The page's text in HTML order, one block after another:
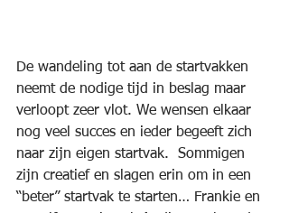
De wandeling tot aan de startvakken
neemt de nodige tijd in beslag maar
verloopt zeer vlot. We wensen elkaar
nog veel succes en ieder begeeft zich
naar zijn eigen startvak.  Sommigen
zijn creatief en slagen erin om in een
“beter” startvak te starten… Frankie en